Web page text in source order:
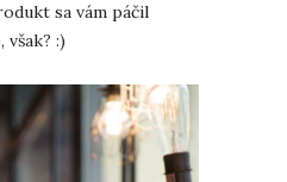
sa vám páčil
však? :)